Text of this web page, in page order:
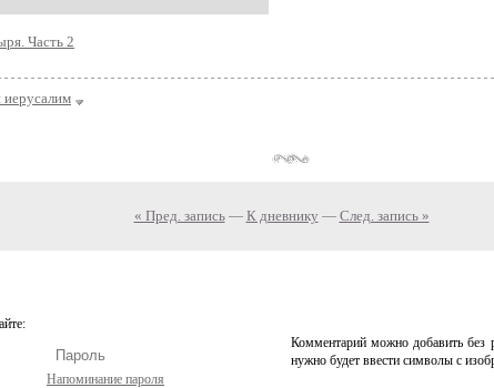
Часть 2
« Пред. запись— К дневнику — След. запись »
Напоминание пароля
Комментарий можно добавить без
нужно будет ввести символы с